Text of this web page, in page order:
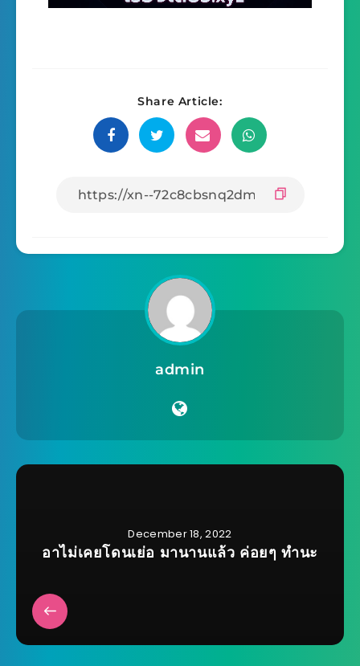
Share Article:
admin
December 18, 2022
อาไม่เคยโดนเย่อ มานานแล้ว ค่อยๆ ทำนะ